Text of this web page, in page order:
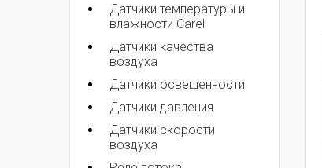
Датчики температуры и
влажности Carel
Датчики качества
воздуха
Датчики освещенности
Датчики давления
Датчики скорости
воздуха